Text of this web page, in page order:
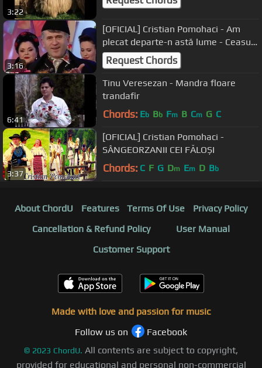
3:22
3:16
[OFICIAL] Cristian Pomohaci - Am
plecat departe-n astă lume - Ceasuri
de folclor 28.02.2018
Request Chords
6:41
Tinu Veresezan - Mandra floare
trandafir
Chords: Eb Bb Fm B Cm G C
3:37
[OFICIAL] Cristian Pomohaci -
SÂNGEORZANII CEI FĂLOȘI
Chords: C F G Dm Em D Bb
About ChordU Features Terms Of Use
Privacy Policy
Cancellation & Refund Policy
User Manual
Customer Support
Made with love and passion for music
Follow us on
Facebook
© 2023 ChordU. All contents are subject to copyright,
provided for educational and personal non-commercial